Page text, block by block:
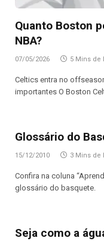
Quanto Boston
NBA?
07/05/2026 5 Mins de
Celtics entra no
importantes O Boston
Glossário do
15/12/2010 3 Mins de
Confira na coluna
glossário do basquete.
Seja como a